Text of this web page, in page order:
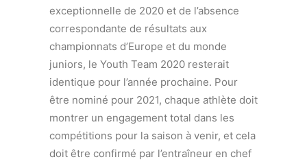
exceptionnelle de 2020 et de l’absence
correspondante de résultats aux
championnats d’Europe et du monde
juniors, le Youth Team 2020 resterait
identique pour l’année prochaine. Pour
être nominé pour 2021, chaque athlète doit
montrer un engagement total dans les
compétitions pour la saison à venir, et cela
doit être confirmé par l’entraîneur en chef